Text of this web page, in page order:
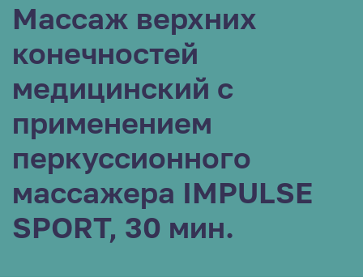
Массаж верхних
конечностей
медицинский с
применением
перкуссионного
массажера IMPULSЕ
SPORT, 30 мин.